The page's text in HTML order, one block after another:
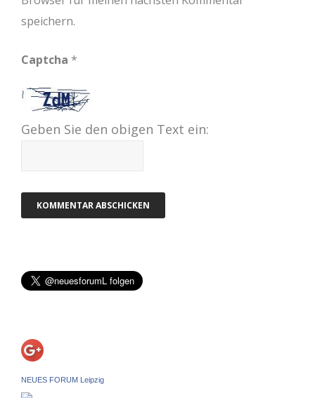
speichern.
Captcha *
Geben Sie den obigen Text ein:
NEUES FORUM Leipzig